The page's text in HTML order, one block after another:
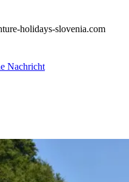
holidays-slovenia.com
Nachricht